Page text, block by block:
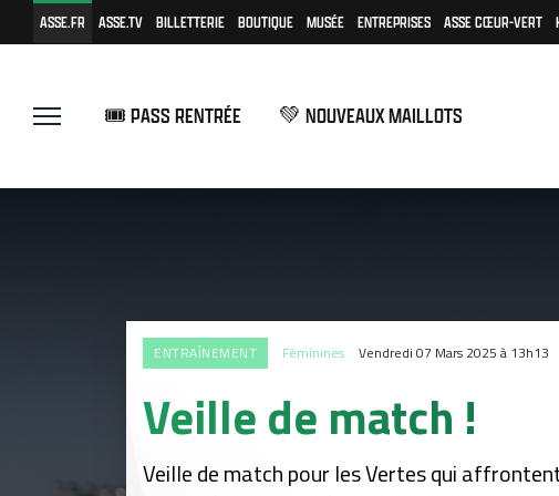
ASSE.FR ASSE.TV BILLETTERIE BOUTIQUE MUSÉE ENTREPRISES ASSE CŒUR-VERT
🎟️ PASS RENTRÉE 💚 NOUVEAUX MAILLOTS
ENTRAÎNEMENT Féminines Vendredi 07 Mars 2025 à 13h13
Veille de match !
Veille de match pour les Vertes qui